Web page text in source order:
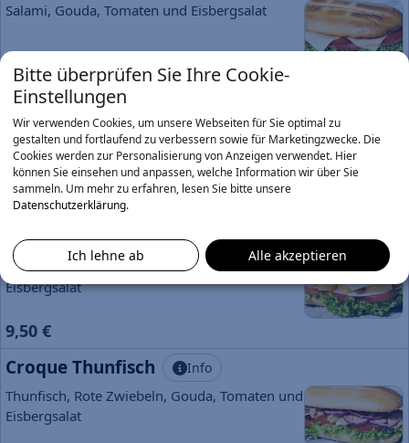
Salami, Gouda, Tomaten und Eisbergsalat
8,90 €
Croque Funghi
Schinken, Champignons, Gouda, Tomaten und
Eisbergsalat
9,50 €
Croque Hawai Info
Schinken, Ananas, Gouda, Tomaten und
Eisbergsalat
9,50 €
Croque Thunfisch Info
Thunfisch, Rote Zwiebeln, Gouda, Tomaten und
Eisbergsalat
Bitte überprüfen Sie Ihre Cookie-
Einstellungen
Wir verwenden Cookies, um unsere Webseiten für Sie optimal zu
gestalten und fortlaufend zu verbessern sowie für Marketingzwecke. Die
Cookies werden zur Personalisierung von Anzeigen verwendet. Hier
können Sie einsehen und anpassen, welche Information wir über Sie
sammeln. Um mehr zu erfahren, lesen Sie bitte unsere
Datenschutzerklärung.
Ich lehne ab Alle akzeptieren